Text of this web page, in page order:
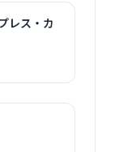
レス・カ